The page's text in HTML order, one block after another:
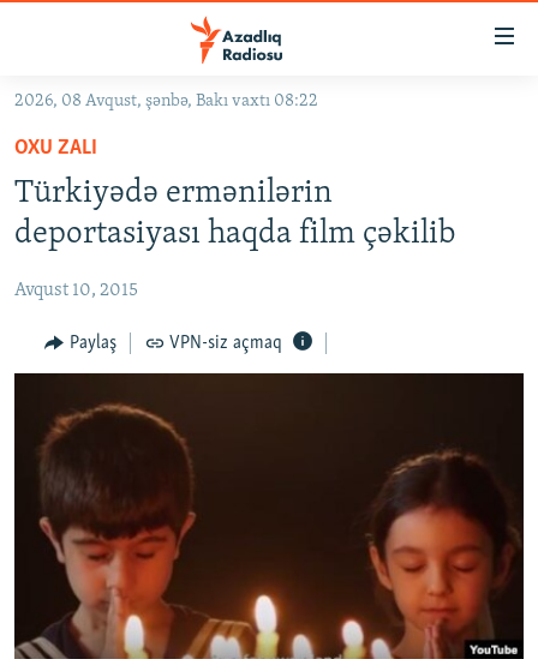
Əsas
qayıt
Əsas
naviqasiyaya
qayıt
#İZAHLA
KORRUPSIOMETR
#ƏSLINDƏ
FƏRQƏ BAX
QANUNI DOĞRU
MULTIMEDIA
VIDEO
FOTOQALEREYA
İNFOQRAFIKA
KARIKATURA
RADIO ARXIV
OXU ZALI
AZƏRBAYCAN ƏDƏBIYYATI KITABXANASI
İSLAM VƏ DEMOKRATIYA
İZ - MƏDƏNIYYƏT PROQRAMI
HAQQIMIZDA
MISSIYAMIZ
PEŞƏ ETIKASI VƏ JURNALISTIKA STANDARTLARIMIZ
MATERIALLARIMIZDAN ISTIFADƏ
BIZI IZLƏ
2026, 08 Avqust, şənbə, Bakı vaxtı 08:22
OXU ZALI
Türkiyədə ermənilərin
deportasiyası haqda film çəkilib
Avqust 10, 2015
Paylaş VPN-siz açmaq